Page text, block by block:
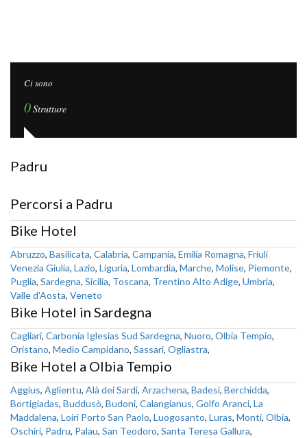
Ci sono
0Strutture
Padru
Percorsi a Padru
Bike Hotel
Abruzzo, Basilicata, Calabria, Campania, Emilia Romagna, Friuli
Venezia Giulia, Lazio, Liguria, Lombardia, Marche, Molise, Piemonte,
Puglia, Sardegna, Sicilia, Toscana, Trentino Alto Adige, Umbria,
Valle d'Aosta, Veneto
Bike Hotel in Sardegna
Cagliari, Carbonia Iglesias Sud Sardegna, Nuoro, Olbia Tempio,
Oristano, Medio Campidano, Sassari, Ogliastra,
Bike Hotel a Olbia Tempio
Aggius, Aglientu, Alà dei Sardi, Arzachena, Badesi, Berchidda,
Bortigiadas, Buddusò, Budoni, Calangianus, Golfo Aranci, La
Maddalena, Loiri Porto San Paolo, Luogosanto, Luras, Monti, Olbia,
Oschiri, Padru, Palau, San Teodoro, Santa Teresa Gallura,